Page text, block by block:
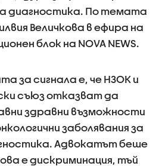
диагностика. По темата
Величкова в ефира на
блок на NOVA NEWS.
за сигнала е, че НЗОК и
съюз отказват да
здравни възможности
заболявания за
Адвокатът беше
е дискриминация, тъй